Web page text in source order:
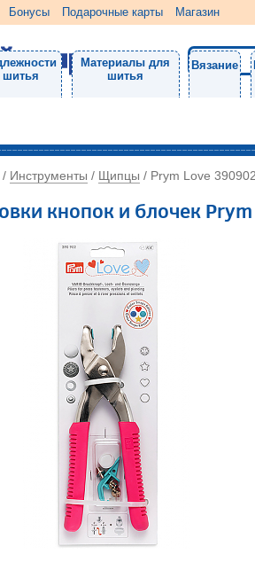
Бонусы Подарочные карты Магазин
шитья
Материалы для
шитья
Вязание
/ Инструменты / Щипцы / Prym Love 390902
кнопок и блочек